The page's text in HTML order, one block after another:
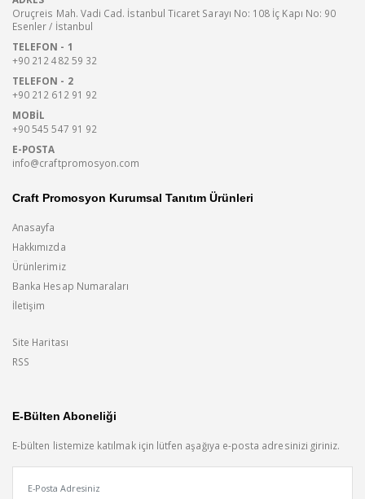
Oruçreis Mah. Vadi Cad. İstanbul Ticaret Sarayı No: 108 İç Kapı No: 90
Esenler / İstanbul
TELEFON - 1
+90 212 482 59 32
TELEFON - 2
+90 212 612 91 92
MOBIL
+90 545 547 91 92
E-POSTA
info@craftpromosyon.com
Craft Promosyon Kurumsal Tanıtım Ürünleri
Anasayfa
Hakkımızda
Ürünlerimiz
Banka Hesap Numaraları
İletişim
Site Haritası
RSS
E-Bülten Aboneliği
E-bülten listemize katılmak için lütfen aşağıya e-posta adresinizi giriniz.